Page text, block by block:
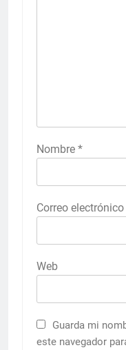
Nombre *
Correo electrónico
Web
Guarda mi
este navegador